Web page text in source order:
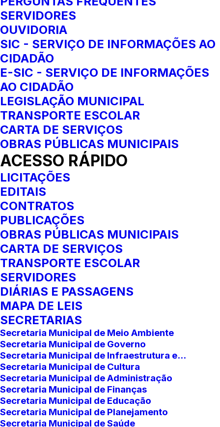
SERVIDORES
OUVIDORIA
SIC - SERVIÇO DE INFORMAÇÕES AO
CIDADÃO
E-SIC - SERVIÇO DE INFORMAÇÕES
AO CIDADÃO
LEGISLAÇÃO MUNICIPAL
TRANSPORTE ESCOLAR
CARTA DE SERVIÇOS
OBRAS PÚBLICAS MUNICIPAIS
ACESSO RÁPIDO
LICITAÇÕES
EDITAIS
CONTRATOS
PUBLICAÇÕES
OBRAS PÚBLICAS MUNICIPAIS
CARTA DE SERVIÇOS
TRANSPORTE ESCOLAR
SERVIDORES
DIÁRIAS E PASSAGENS
MAPA DE LEIS
SECRETARIAS
Secretaria Municipal de Meio Ambiente
Secretaria Municipal de Governo
Secretaria Municipal de Infraestrutura e...
Secretaria Municipal de Cultura
Secretaria Municipal de Administração
Secretaria Municipal de Finanças
Secretaria Municipal de Educação
Secretaria Municipal de Planejamento
Secretaria Municipal de Saúde